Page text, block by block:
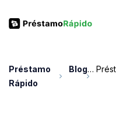
Préstamo
Rápido
Blog